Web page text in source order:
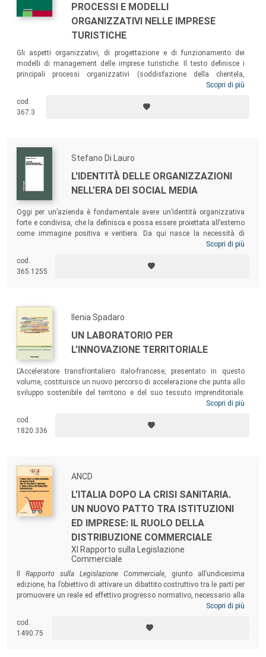
PROCESSI E MODELLI
ORGANIZZATIVI NELLE IMPRESE
TURISTICHE
Gli aspetti organizzativi, di progettazione e di funzionamento dei
modelli di management delle imprese turistiche. Il testo definisce i
principali processi organizzativi (soddisfazione della clientela,
gestione dell’informazione, comunicazione, leadership, ecc.), la
nuovi orientamenti strategici e la capacità di sviluppare proficui
percorsi di crescita e di apprendimento tra imprese.
Scopri di più
cod.
367.3
Stefano Di Lauro
L'IDENTITÀ DELLE ORGANIZZAZIONI
NELL'ERA DEI SOCIAL MEDIA
Oggi per un’azienda è fondamentale avere un’identità organizzativa
forte e condivisa, che la definisca e possa essere proiettata all’esterno
come immagine positiva e veritiera. Da qui nasce la necessità di
studiare la relazione tra social media e identità, argomento quanto
colmare questo gap della letteratura ed esplorare, attraverso la
presentazione di casi studio dettagliatamente illustrati, come
Scopri di più
cod.
365.1255
Ilenia Spadaro
UN LABORATORIO PER
L’INNOVAZIONE TERRITORIALE
L’Acceleratore transfrontaliero italo-francese, presentato in questo
volume, costituisce un nuovo percorso di accelerazione che punta allo
sviluppo sostenibile del territorio e del suo tessuto imprenditoriale.
Nell’ambito dell’Acceleratore il concetto di quadrupla elica trova la sua
innovazione territoriale dove i diversi attori – imprese, ricerca,
istituzioni ed esperti – possono collaborare e mettere a fattor comune
Scopri di più
cod.
1820.336
ANCD
L’ITALIA DOPO LA CRISI SANITARIA.
UN NUOVO PATTO TRA ISTITUZIONI
ED IMPRESE: IL RUOLO DELLA
DISTRIBUZIONE COMMERCIALE
XI Rapporto sulla Legislazione
Commerciale
Rapporto sulla Legislazione Commerciale, giunto all’undicesima
edizione, ha l’obiettivo di attivare un dibattito costruttivo tra le parti per
promuovere un reale ed effettivo progresso normativo, necessario alla
realizzazione di uno Stato snello, moderno, che sappia intercettare i
contempo, consenta alle imprese italiane e a quelle internazionali del
commercio che operano in Italia di cogliere opportunità per continuare
Scopri di più
cod.
1490.75